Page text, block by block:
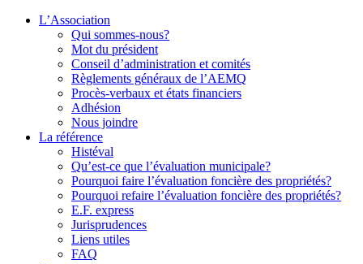
L’Association
Qui sommes-nous?
Mot du président
Conseil d’administration et comités
Règlements généraux de l’AEMQ
Procès-verbaux et états financiers
Adhésion
Nous joindre
La référence
Histéval
Qu’est-ce que l’évaluation municipale?
Pourquoi faire l’évaluation foncière des propriétés?
Pourquoi refaire l’évaluation foncière des propriétés?
E.F. express
Jurisprudences
Liens utiles
FAQ